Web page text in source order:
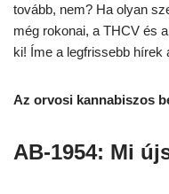
tovább, nem? Ha olyan
még rokonai, a THCV és
ki! Íme a legfrissebb hírek
Az orvosi kannabiszos
AB-1954: Mi